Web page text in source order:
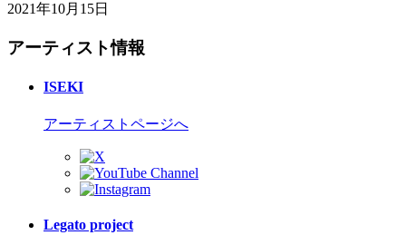
2021年10月15日
アーティスト情報
ISEKI
アーティストページへ
Legato project